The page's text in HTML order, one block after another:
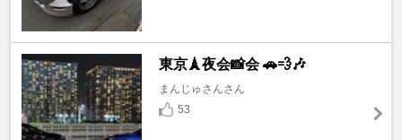
東京🗼夜会📸会 🚗💨🎶
まんじゅさんさん
53